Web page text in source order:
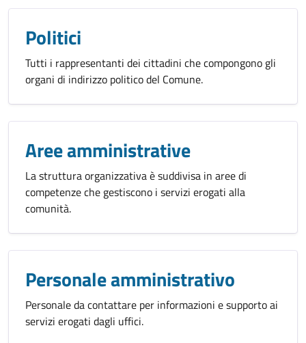
Politici
Tutti i rappresentanti dei cittadini che compongono gli
organi di indirizzo politico del Comune.
Aree amministrative
La struttura organizzativa è suddivisa in aree di
competenze che gestiscono i servizi erogati alla
comunità.
Personale amministrativo
Personale da contattare per informazioni e supporto ai
servizi erogati dagli uffici.